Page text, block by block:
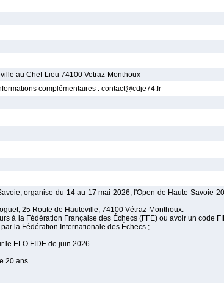
au Chef-Lieu 74100 Vetraz-Monthoux
complémentaires : contact@cdje74.fr
organise du 14 au 17 mai 2026, l'Open de Haute-Savoie
25 Route de Hauteville, 74100 Vétraz-Monthoux.
à la Fédération Française des Échecs (FFE) ou avoir un code
la Fédération Internationale des Échecs ;
le ELO FIDE de juin 2026.
20 ans